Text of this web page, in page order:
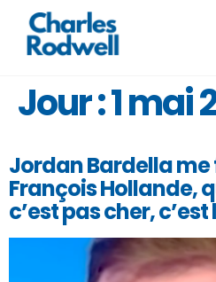
Jour :1 mai
Jordan Bardella
François Hollande,
c’est pas cher,